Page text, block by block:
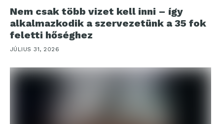
Nem csak több vizet kell inni – így
alkalmazkodik a szervezetünk a 35 fok
feletti hőséghez
JÚLIUS 31, 2026